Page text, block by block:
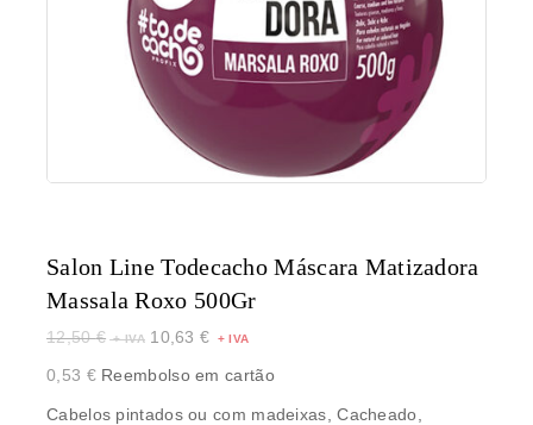
Salon Line Todecacho Máscara Matizadora
Massala Roxo 500Gr
12,50€ 10,63€
0,53 €Reembolso em cartão
Cabelos pintados ou com madeixas, Cacheado,